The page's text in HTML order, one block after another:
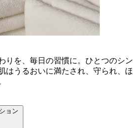
りを、毎日の習慣に。ひとつのシン
はうるおいに満たされ、守られ、ほ
ョン